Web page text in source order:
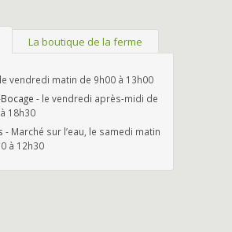
La boutique de la ferme
vendredi matin de 9h00 à 13h00
- le vendredi après-midi de
18h30
- Marché sur l’eau, le samedi matin
à 12h30